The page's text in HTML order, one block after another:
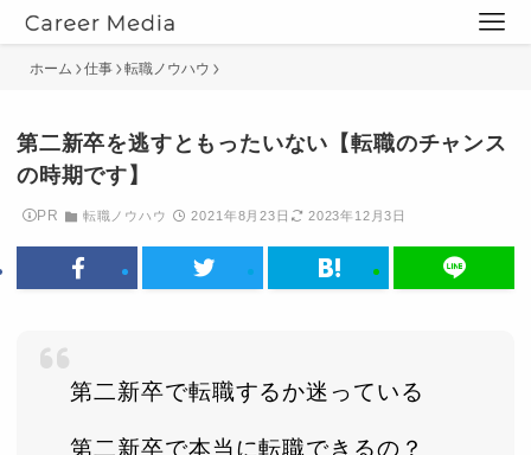
ホーム 仕事 転職ノウハウ
第二新卒を逃すともったいない【転職のチャンス
の時期です】
PR 転職ノウハウ 2021年8月23日 2023年12月3日
第二新卒で転職するか迷っている
第二新卒で本当に転職できるの？